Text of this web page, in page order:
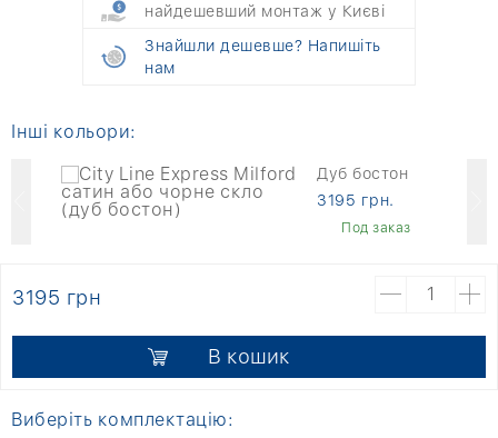
найдешевший монтаж у Києві
Знайшли дешевше? Напишіть
нам
Інші кольори:
Дуб бостон
3195 грн.
Под заказ
3195 грн
В кошик
Виберіть комплектацію: